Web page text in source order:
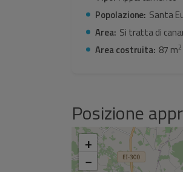
Popolazione: Santa
Area: Si tratta di
Area costruita: 87 m2
Posizione
+
−